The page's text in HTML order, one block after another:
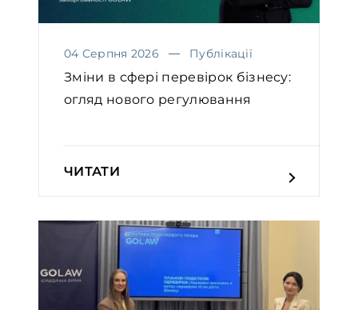
04 Серпня 2026 Публікації
Зміни в сфері перевірок бізнесу:
огляд нового регулювання
ЧИТАТИ